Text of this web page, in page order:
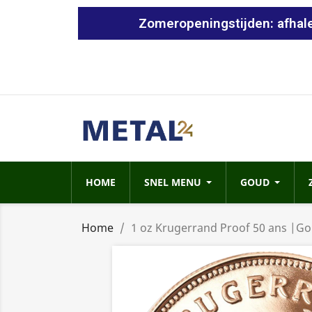
Zomeropeningstijden:
HOME SNEL MENU GOUD
Home 1 oz Krugerrand Proof 50 ans